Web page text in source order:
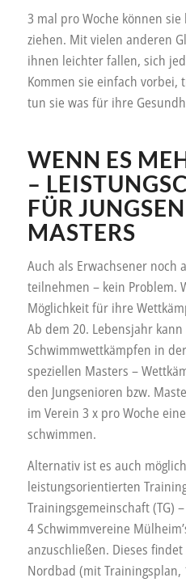
3 mal pro Woche können
ziehen. Mit vielen anderen
ihnen leichter fallen, sich
Kommen sie einfach vorbei,
tun sie was für ihre
WENN ES
–
FÜR
MASTERS
Auch als Erwachsener noch
teilnehmen – kein Problem.
Möglichkeit für ihre
Ab dem 20. Lebensjahr
Schwimmwettkämpfen in
speziellen Masters –
den Jungsenioren bzw.
im Verein 3 x pro Woche
schwimmen.
Alternativ ist es auch
leistungsorientierten
Trainingsgemeinschaft (TG)
4 Schwimmvereine
anzuschließen. Dieses
Nordbad (mit